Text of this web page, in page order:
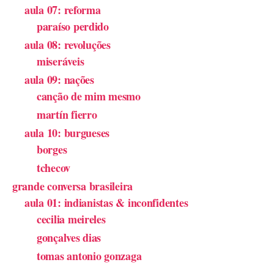
aula 07: reforma
paraíso perdido
aula 08: revoluções
miseráveis
aula 09: nações
canção de mim mesmo
martín fierro
aula 10: burgueses
borges
tchecov
grande conversa brasileira
aula 01: indianistas & inconfidentes
cecilia meireles
gonçalves dias
tomas antonio gonzaga